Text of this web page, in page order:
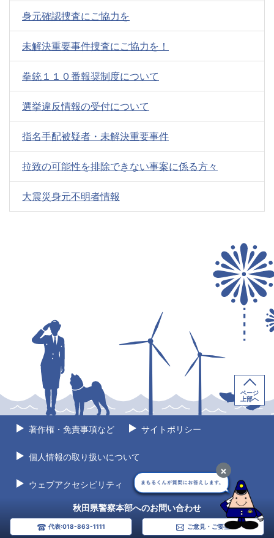
身元確認捜査にご協力を
未解決重要事件捜査にご協力を！
拳銃１１０番報奨制度について
選挙違反情報の受付について
指名手配被疑者・未解決重要事件
拉致の可能性を排除できない事案に係る方々
大震災身元不明者情報
×
著作権・免責事項など サイトポリシー
個人情報の取り扱いについて
ウェブアクセシビリティ サイトマップ
秋田県警察本部へのお問い合わせ
代表:018-863-1111 ご意見・ご要望
ページ
上部へ